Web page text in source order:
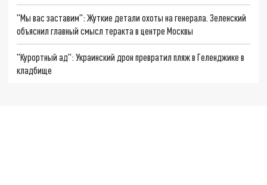
"Мы вас заставим": Жуткие детали охоты на генерала. Зеленский
объяснил главный смысл теракта в центре Москвы
"Курортный ад": Украинский дрон превратил пляж в Геленджике в
кладбище